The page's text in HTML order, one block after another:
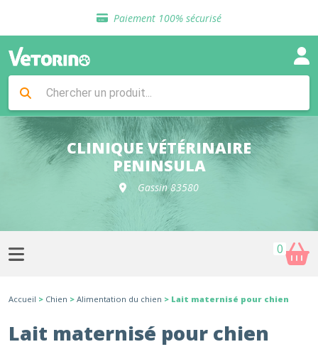
Paiement 100% sécurisé
Livraison gratuite en clinique vétérinaire
Sélection de croquettes vétérinaire
Livraison gratuite en clinique vétérinaire
Retour gratuit en clinique
Sélection de croquettes vétérinaire
CLINIQUE VÉTÉRINAIRE
PENINSULA
Gassin 83580
0
Accueil > Chien > Alimentation du chien > Lait maternisé pour chien
Lait maternisé pour chien